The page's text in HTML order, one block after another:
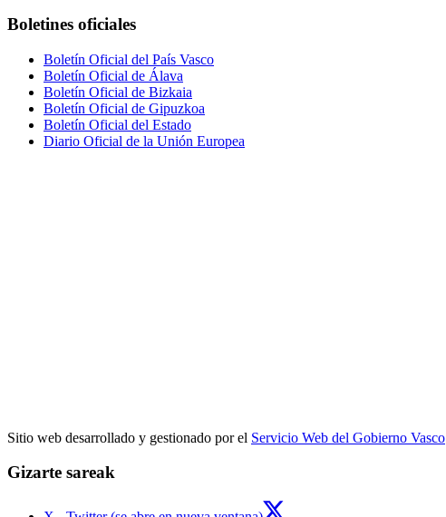
Boletines oficiales
Boletín Oficial del País Vasco
Boletín Oficial de Álava
Boletín Oficial de Bizkaia
Boletín Oficial de Gipuzkoa
Boletín Oficial del Estado
Diario Oficial de la Unión Europea
Sitio web desarrollado y gestionado por el Servicio Web del Gobierno Vasco
Gizarte sareak